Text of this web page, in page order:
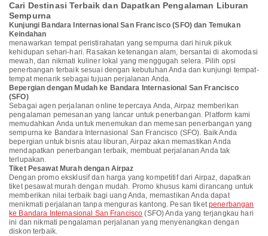
Cari Destinasi Terbaik dan Dapatkan Pengalaman Liburan
Sempurna
Kunjungi Bandara Internasional San Francisco (SFO) dan Temukan
Keindahan
menawarkan tempat peristirahatan yang sempurna dari hiruk pikuk
kehidupan sehari-hari. Rasakan ketenangan alam, bersantai di akomodasi
mewah, dan nikmati kuliner lokal yang menggugah selera. Pilih opsi
penerbangan terbaik sesuai dengan kebutuhan Anda dan kunjungi tempat-
tempat menarik sebagai tujuan perjalanan Anda.
Bepergian dengan Mudah ke Bandara Internasional San Francisco
(SFO)
Sebagai agen perjalanan online tepercaya Anda, Airpaz memberikan
pengalaman pemesanan yang lancar untuk penerbangan. Platform kami
memudahkan Anda untuk menemukan dan memesan penerbangan yang
sempurna ke Bandara Internasional San Francisco (SFO). Baik Anda
bepergian untuk bisnis atau liburan, Airpaz akan memastikan Anda
mendapatkan penerbangan terbaik, membuat perjalanan Anda tak
terlupakan.
Tiket Pesawat Murah dengan Airpaz
Dengan promo eksklusif dan harga yang kompetitif dari Airpaz, dapatkan
tiket pesawat murah dengan mudah. Promo khusus kami dirancang untuk
memberikan nilai terbaik bagi uang Anda, memastikan Anda dapat
menikmati perjalanan tanpa menguras kantong. Pesan tiketpenerbangan
ke Bandara Internasional San Francisco (SFO) Anda yang terjangkau hari
ini dan nikmati pengalaman perjalanan yang menyenangkan dengan
diskon terbaik.